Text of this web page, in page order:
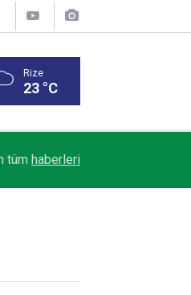
Rize
23 °C
yeni sezon hazırlıklarını
tüm haberleri